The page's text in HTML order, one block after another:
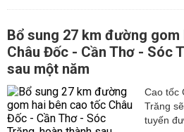
Bổ sung 27 km đường
Châu Đốc - Cần Thơ - Sóc
sau một năm
Cao tốc
Trăng
tuyến